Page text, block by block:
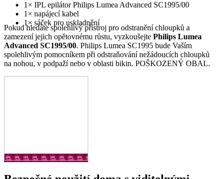
1× IPL epilátor Philips Lumea Advanced SC1995/00
1× napájecí kabel
1× sáček pro uskladnění
Pokud hledáte spolehlivý přístroj pro odstranění chloupků a
zamezení jejich opětovnému růstu, vyzkoušejte Philips Lumea
Advanced SC1995/00. Philips Lumea SC1995 bude Vaším
spolehlivým pomocníkem při odstraňování nežádoucích chloupků
na nohou, v podpaží nebo v oblasti bikin. POŠKOZENÝ OBAL.